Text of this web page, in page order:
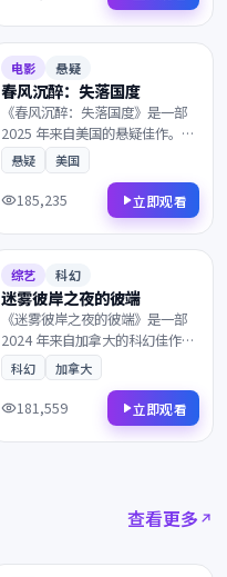
深刻，影迷不容错过。
8.1
电影 悬疑
春风沉醉：失落国度
《春风沉醉：失落国度》是一部
2025 年来自美国的悬疑佳作。一
段被尘封多年的往事，主角踏上
一段关于救赎与重生的旅程。值
得在大银幕上反复品味的诚意之
作，影迷不容错过。
悬疑 美国
185,235 立即观看
8.3
综艺 科幻
迷雾彼岸之夜的彼端
《迷雾彼岸之夜的彼端》是一部
2024 年来自加拿大的科幻佳作。
一段被尘封多年的往事，一段尘
封多年的往事被缓缓揭开。镜头
语言细腻动人，配乐与画面相得
益彰，影迷不容错过。
科幻 加拿大
181,559 立即观看
查看更多